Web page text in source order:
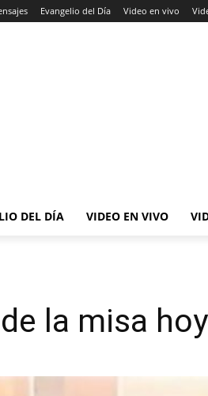
Evangelio del Día Video en vivo
DEL DÍA VIDEO EN VIVO
la misa